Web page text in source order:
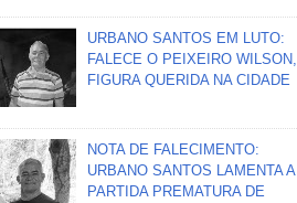
URBANO SANTOS EM LUTO:
FALECE O PEIXEIRO WILSON,
FIGURA QUERIDA NA CIDADE
NOTA DE FALECIMENTO:
URBANO SANTOS LAMENTA A
PARTIDA PREMATURA DE